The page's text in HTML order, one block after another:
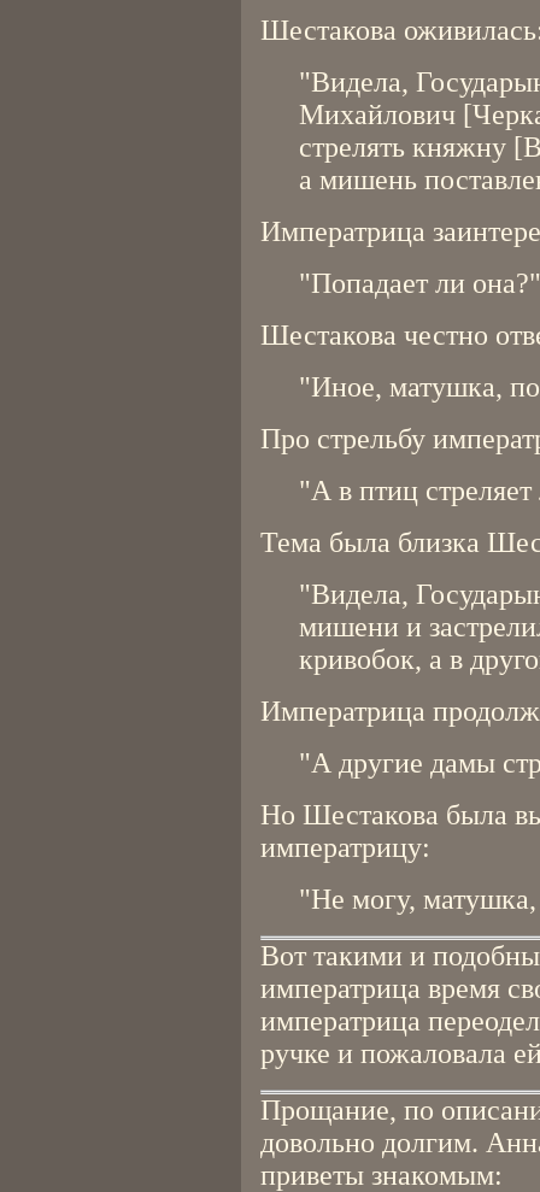
Шестакова
"Видела,
Михайлович
стрелять княжну
а мишень
Императрица
"Попадает ли она?"
Шестакова честно
"Иное, матушка,
Про стрельбу
"А в птиц
Тема была близка
"Видела,
мишени и
кривобок, а в
Императрица
"А другие дамы
Но Шестакова была
императрицу:
"Не могу,
Вот такими и
императрица время
императрица
ручке и пожаловала
Прощание, по
довольно долгим.
приветы знакомым: